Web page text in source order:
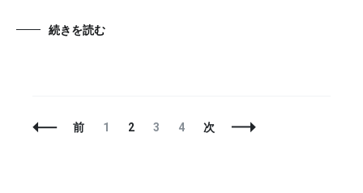
続きを読む
投
前
固
1
固
2
固
3
固
4 次